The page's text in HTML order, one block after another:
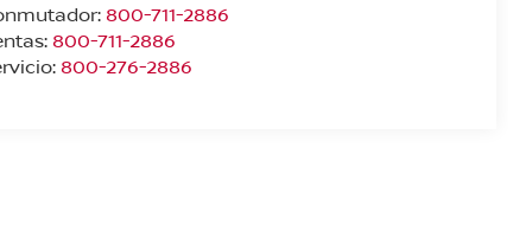
800-711-2886
800-711-2886
800-276-2886